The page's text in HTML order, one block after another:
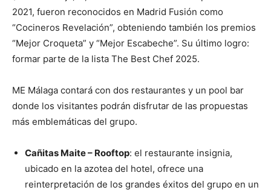
2021, fueron reconocidos en Madrid Fusión como
“Cocineros Revelación”, obteniendo también los premios
“Mejor Croqueta” y “Mejor Escabeche”. Su último logro:
formar parte de la lista The Best Chef 2025.
ME Málaga contará con dos restaurantes y un pool bar
donde los visitantes podrán disfrutar de las propuestas
más emblemáticas del grupo.
Cañitas Maite – Rooftop: el restaurante insignia,
ubicado en la azotea del hotel, ofrece una
reinterpretación de los grandes éxitos del grupo en un